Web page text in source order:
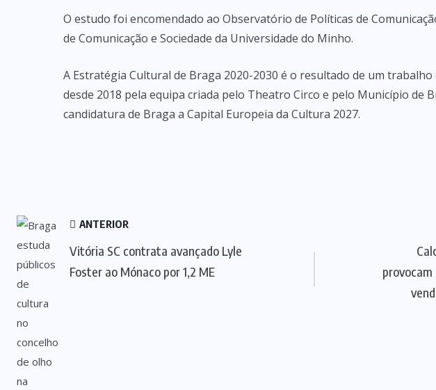
O estudo foi encomendado ao Observatório de Políticas de
de Comunicação e Sociedade da Universidade do Minho.
A Estratégia Cultural de Braga 2020-2030 é o resultado de um
desde 2018 pela equipa criada pelo Theatro Circo e pelo Município de
candidatura de Braga a Capital Europeia da Cultura 2027.
ANTERIOR
Vitória SC contrata avançado Lyle
Foster ao Mónaco por 1,2 ME